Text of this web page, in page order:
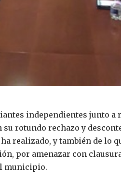
independientes junto a
rotundo rechazo y
realizado, y también de lo
por amenazar con
municipio.